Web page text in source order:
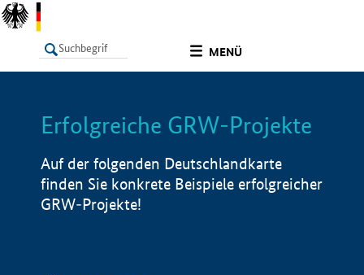
MENÜ
LISTE Info
Erfolgreiche GRW-Projekte
Auf der folgenden Deutschlandkarte
finden Sie konkrete Beispiele erfolgreicher
GRW-Projekte!